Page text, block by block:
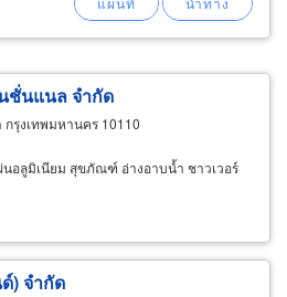
ชั่นแนล จำกัด
รุงเทพมหานคร 10110
อลูมิเนียม สุขภัณฑ์ อ่างอาบน้ำ ชาวเวอร์
) จำกัด